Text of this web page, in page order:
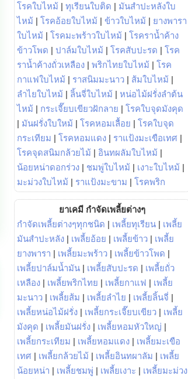
โรคใบไหม้ | ทุเรียนใบติด | มันสำปะหลังใบ
ไหม้ | โรคอ้อยใบไหม้ | ข้าวใบไหม้ | ยางพารา
ใบไหม้ | โรคมะพร้าวใบไหม้ | โรคราน้ำค้าง
ข้าวโพด | ปาล์มใบไหม้ | โรคสับปะรด | โรค
ราน้ำค้างถั่วเหลือง | พริกไทยใบไหม้ | โรค
กาแฟใบไหม้ | ราสนิมมะนาว | ส้มใบไหม้ |
ลำไยใบไหม้ | ลิ้นจี่ใบไหม้ | หน่อไม้ฝรั่งลำต้น
ไหม้ | กระเจี๊ยบเขียวฝักลาย | โรคใบจุดมังคุด
| มันฝรั่งใบใหม้ | โรคหอมเลื้อย | โรคใบจุด
กระเทียม | โรคหอมแดง | ราแป้งมะเขือเทศ |
โรคจุดสนิมกล้วยไม้ | อินทผลัมใบไหม้ |
น้อยหน่าดอกร่วง | ชมพู่ใบไหม้ | เงาะใบไหม้ |
มะม่วงใบไหม้ | ราแป้งมะขาม | โรคพริก
ยาเคมี กำจัดเพลี้ยต่างๆ
กำจัดเพลี้ยต่างๆทุกชนิด | เพลี้ยทุเรียน | เพลี้ย
มันสำปะหลัง | เพลี้ยอ้อย | เพลี้ยข้าว | เพลี้ย
ยางพารา | เพลี้ยมะพร้าว | เพลี้ยข้าวโพด |
เพลี้ยปาล์มน้ำมัน | เพลี้ยสับปะรด | เพลี้ยถั่ว
เหลือง | เพลี้ยพริกไทย | เพลี้ยกาแฟ | เพลี้ย
มะนาว | เพลี้ยส้ม | เพลี้ยลำไย | เพลี้ยลิ้นจี่ |
เพลี้ยหน่อไม้ฝรั่ง | เพลี้ยกระเจี๊ยบเขียว | เพลี้ย
มังคุด | เพลี้ยมันฝรั่ง | เพลี้ยหอมหัวใหญ่ |
เพลี้ยกระเทียม | เพลี้ยหอมแดง | เพลี้ยมะเขือ
เทศ | เพลี้ยกล้วยไม้ | เพลี้ยอินทผาลัม | เพลี้ย
น้อยหน่า | เพลี้ยชมพู่ | เพลี้ยเงาะ | เพลี้ยมะม่วง